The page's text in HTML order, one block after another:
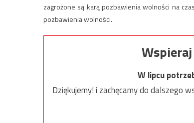
zagrożone są karą pozbawienia wolności na
pozbawienia wolności.
W lipcu
Dziękujemy! i zachęcamy do dalszego